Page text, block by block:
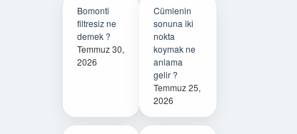
Bomonti
filtresiz ne
demek ?
Temmuz 30,
2026
Cümlenin
sonuna iki
nokta
koymak ne
anlama
gelir ?
Temmuz 25,
2026